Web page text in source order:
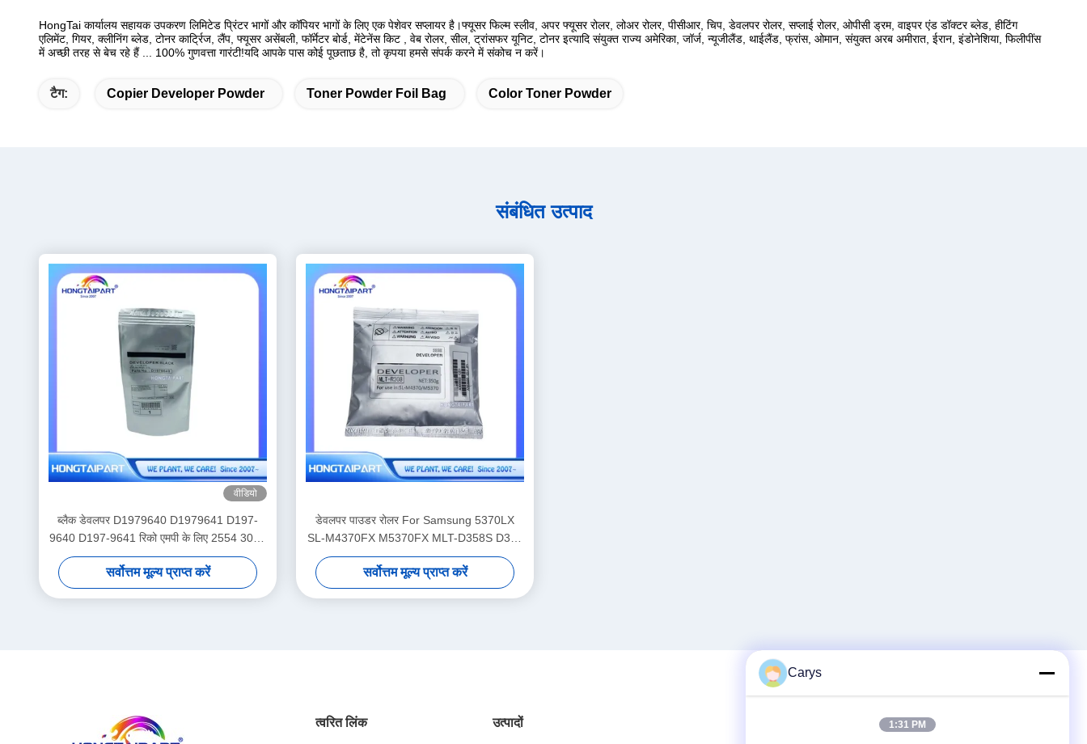
HongTai कार्यालय सहायक उपकरण लिमिटेड प्रिंटर भागों और कॉपियर भागों के लिए एक पेशेवर सप्लायर है।फ्यूसर फिल्म स्लीव, अपर फ्यूसर रोलर, लोअर रोलर, पीसीआर, चिप, डेवलपर रोलर, सप्लाई रोलर, ओपीसी ड्रम, वाइपर एंड डॉक्टर ब्लेड, हीटिंग
एलिमेंट, गियर, क्लीनिंग ब्लेड, टोनर कार्ट्रिज, लैंप, फ्यूसर असेंबली, फॉर्मेटर बोर्ड, मेंटेनेंस किट , वेब रोलर, सील, ट्रांसफर यूनिट, टोनर इत्यादि संयुक्त राज्य अमेरिका, जॉर्ज, न्यूजीलैंड, थाईलैंड, फ्रांस, ओमान, संयुक्त अरब अमीरात, ईरान, इंडोनेशिया, फिलीपींस
में अच्छी तरह से बेच रहे हैं ... 100% गुणवत्ता गारंटी!यदि आपके पास कोई पूछताछ है, तो कृपया हमसे संपर्क करने में संकोच न करें।
टैग: Copier Developer Powder Toner Powder Foil Bag Color Toner Powder
संबंधित उत्पाद
वीडियो
ब्लैक डेवलपर D1979640 D1979641 D197-
9640 D197-9641 रिको एमपी के लिए 2554 3054
3554 4054 4055 5055 6055 कॉपियर
सर्वोत्तम मूल्य प्राप्त करें
डेवलपर पाउडर रोलर For Samsung 5370LX
SL-M4370FX M5370FX MLT-D358S D358
लेजर प्रिंटर टोनर पाउडर
सर्वोत्तम मूल्य प्राप्त करें
त्वरित लिंक उत्पादों
Carys
1:31 PM